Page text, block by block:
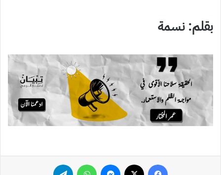
بقلم: نسمة
فيسبوك ماسنجر واتساب